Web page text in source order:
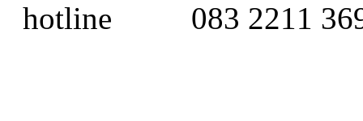
083 2211